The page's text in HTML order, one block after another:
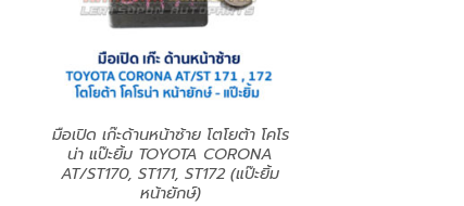
มือเปิด เก๊ะด้านหน้าซ้าย โตโยต้า โคโร
น่า แป๊ะยิ้ม TOYOTA CORONA
AT/ST170, ST171, ST172 (แป๊ะยิ้ม
หน้ายักษ์)